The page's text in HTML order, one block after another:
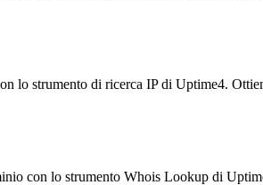
lo strumento di ricerca IP di Uptime4.
con lo strumento Whois Lookup di